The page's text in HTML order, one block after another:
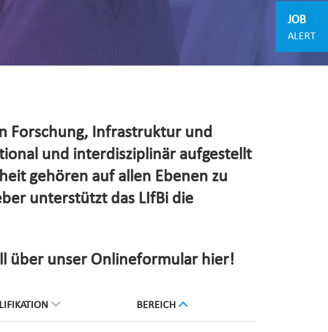
Forschung, Infrastruktur und
und interdisziplinär aufgestellt
gehören auf allen Ebenen zu
unterstützt das LIfBi die
über unser Onlineformular hier!
BEREICH
JOB
ALERT